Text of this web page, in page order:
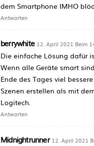
dem Smartphone IMHO
Antworten
berrywhite 12. April 2021 Beim
Die einfache Lösung dafür
Wenn alle Geräte smart
Ende des Tages viel
Szenen erstellen als mit
Logitech.
Antworten
Midnightrunner 12. April 2021